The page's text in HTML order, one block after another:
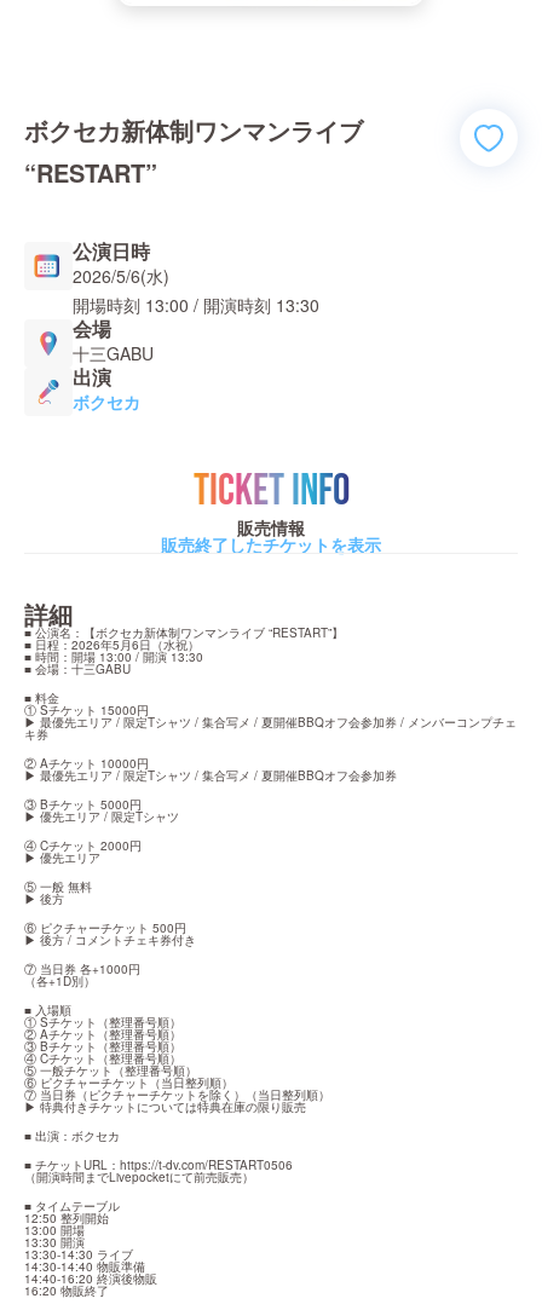
ボクセカ新体制ワンマンライブ
“RESTART”
公演日時
2026/5/6(水)
開場時刻 13:00 / 開演時刻 13:30
会場
十三GABU
出演
ボクセカ
TICKET INFO
販売情報
販売終了したチケットを表示
詳細
■ 公演名：【ボクセカ新体制ワンマンライブ “RESTART”】
■ 日程：2026年5月6日（水祝）
■ 時間：開場 13:00 / 開演 13:30
■ 会場：十三GABU
■ 料金
① Sチケット 15000円
▶︎ 最優先エリア / 限定Tシャツ / 集合写メ / 夏開催BBQオフ会参加券 / メンバーコンプチェ
キ券
② Aチケット 10000円
▶︎ 最優先エリア / 限定Tシャツ / 集合写メ / 夏開催BBQオフ会参加券
③ Bチケット 5000円
▶︎ 優先エリア / 限定Tシャツ
④ Cチケット 2000円
▶︎ 優先エリア
⑤ 一般 無料
▶︎ 後方
⑥ ピクチャーチケット 500円
▶︎ 後方 / コメントチェキ券付き
⑦ 当日券 各+1000円
（各+1D別）
■ 入場順
① Sチケット（整理番号順）
② Aチケット（整理番号順）
③ Bチケット（整理番号順）
④ Cチケット（整理番号順）
⑤ 一般チケット（整理番号順）
⑥ ピクチャーチケット（当日整列順）
⑦ 当日券（ピクチャーチケットを除く）（当日整列順）
▶︎ 特典付きチケットについては特典在庫の限り販売
■ 出演：ボクセカ
■ チケットURL： https://t-dv.com/RESTART0506
（開演時間までLivepocketにて前売販売）
■ タイムテーブル
12:50 整列開始
13:00 開場
13:30 開演
13:30-14:30 ライブ
14:30-14:40 物販準備
14:40-16:20 終演後物販
16:20 物販終了